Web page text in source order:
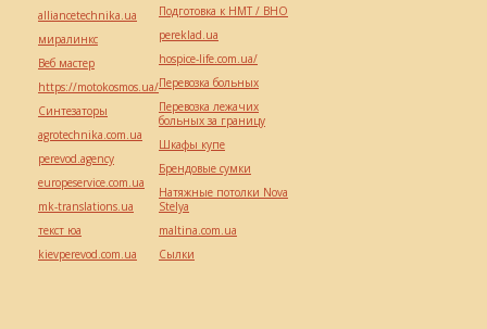
alliancetechnika.ua
миралинкс
Веб мастер
https://motokosmos.ua/
Синтезаторы
agrotechnika.com.ua
perevod.agency
europeservice.com.ua
mk-translations.ua
текст юа
kievperevod.com.ua
Подготовка к НМТ / ВНО
pereklad.ua
hospice-life.com.ua/
Перевозка больных
Перевозка лежачих
больных за границу
Шкафы купе
Брендовые сумки
Натяжные потолки Nova
Stelya
maltina.com.ua
Cылки